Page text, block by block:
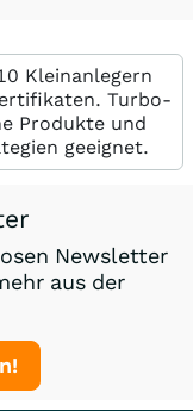
Kleinanlegern
Turbo-
Produkte und
geeignet.
Newsletter
aus der